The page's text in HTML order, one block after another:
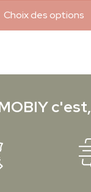
Choix des options
c'est,